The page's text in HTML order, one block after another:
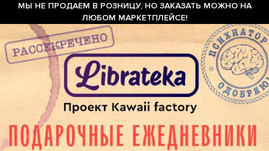
МЫ НЕ ПРОДАЕМ В РОЗНИЦУ, НО ЗАКАЗАТЬ МОЖНО НА
ЛЮБОМ МАРКЕТПЛЕЙСЕ!